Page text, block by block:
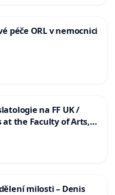
péče ORL v nemocnici
na FF UK /
at the Faculty of Arts,
milosti – Denis